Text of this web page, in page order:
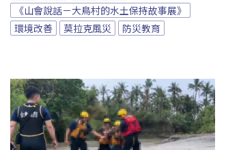
《山會說話－大鳥村的水土保持故事展》
環境改善
莫拉克風災 防災教育